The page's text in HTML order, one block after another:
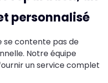
personnalisé
se contente pas de
Notre équipe
un service complet